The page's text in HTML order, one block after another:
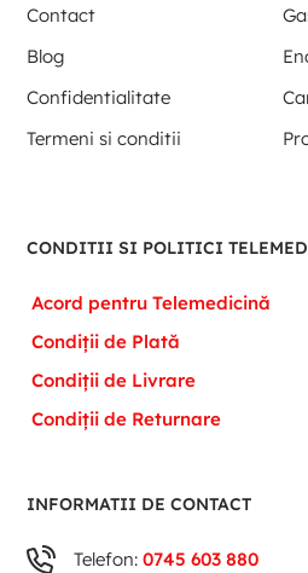
Contact
Blog
Confidentialitate
Termeni si conditii
CONDITII SI POLITICI
Acord pentru Telemedicină
Condiții de Plată
Condiții de Livrare
Condiții de Returnare
INFORMATII DE CONTACT
Telefon:0745 603 880